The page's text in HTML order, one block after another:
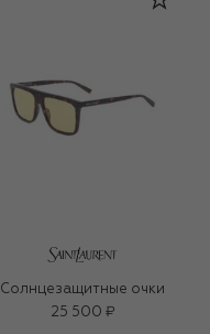
Солнцезащитные очки
25 500 ₽